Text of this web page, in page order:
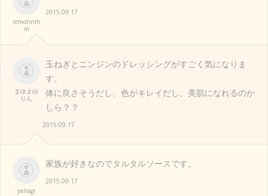
remonnm
m
2015.09.17
まゆまゆ
りん
玉ねぎとニンジンのドレッシングがすごく気になりま
す。
体に良さそうだし、色がキレイだし、美肌になれるのか
しら？？
2015.09.17
yanagi
家族が好きなのでタルタルソースです。
2015.09.17